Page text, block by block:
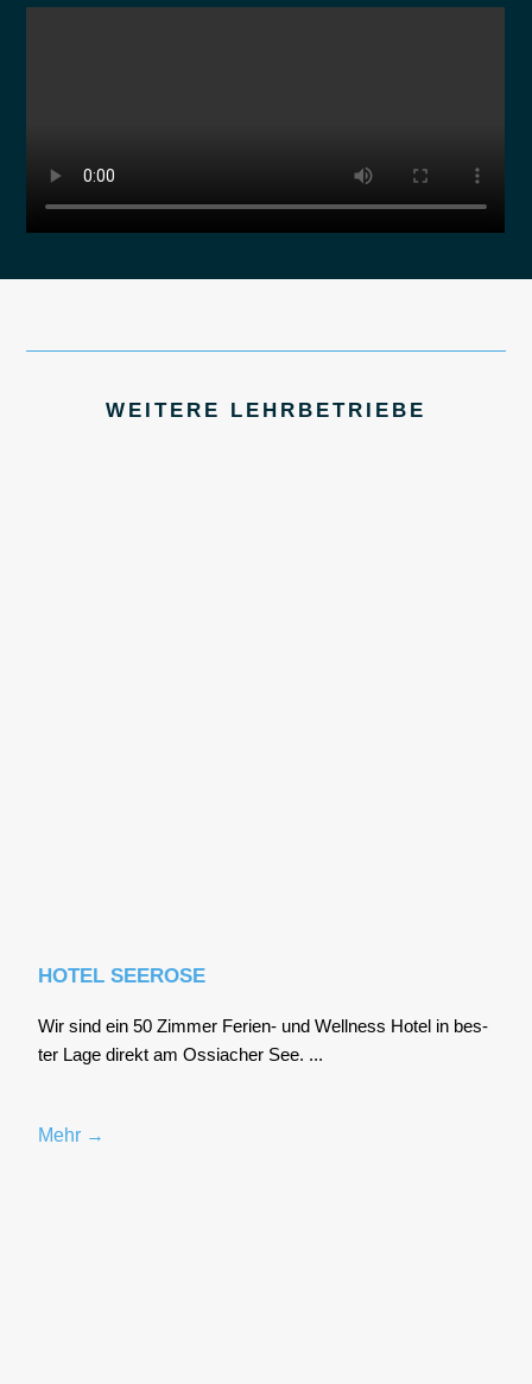
WEITERE LEHRBETRIEBE
HOTEL SEEROSE
Wir sind ein 50 Zim­mer Feri­en- und Well­ness Hotel in bes­
ter Lage direkt am Ossia­cher See. ...
Mehr →